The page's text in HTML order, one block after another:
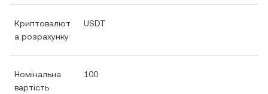
Криптовалют
а розрахунку
USDT
Номінальна
вартість
100